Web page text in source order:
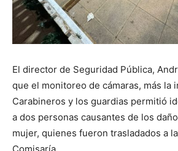
El director de Seguridad Pública,
que el monitoreo de cámaras, más la
Carabineros y los guardias permitió
a dos personas causantes de los
mujer, quienes fueron trasladados a